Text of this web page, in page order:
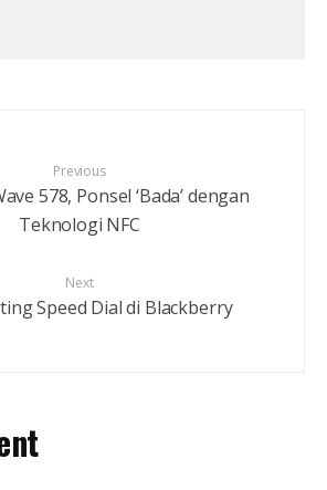
Previous
578, Ponsel ‘Bada’ dengan
Teknologi NFC
Next
Speed Dial di Blackberry